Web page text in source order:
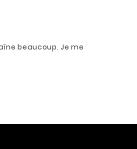
beaucoup. Je me